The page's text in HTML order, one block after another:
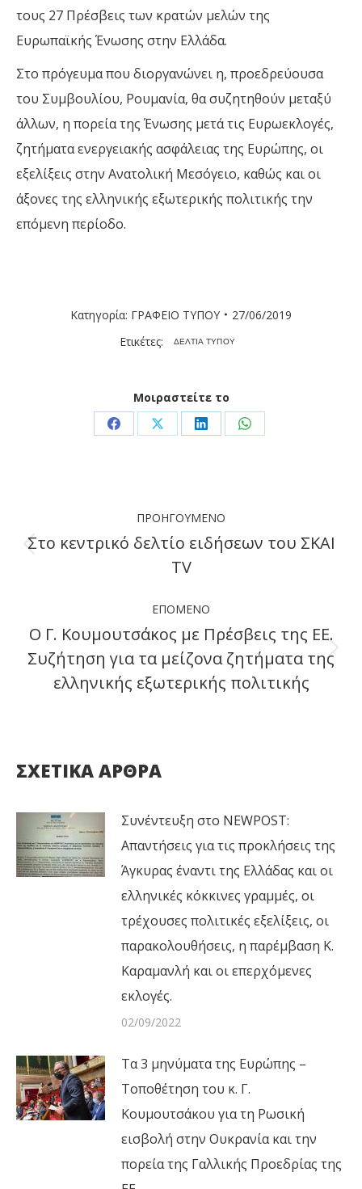
τους 27 Πρέσβεις των κρατών μελών της
Ευρωπαϊκής Ένωσης στην Ελλάδα.
Στο πρόγευμα που διοργανώνει η, προεδρεύουσα
του Συμβουλίου, Ρουμανία, θα συζητηθούν μεταξύ
άλλων, η πορεία της Ένωσης μετά τις Ευρωεκλογές,
ζητήματα ενεργειακής ασφάλειας της Ευρώπης, οι
εξελίξεις στην Ανατολική Μεσόγειο, καθώς και οι
άξονες της ελληνικής εξωτερικής πολιτικής την
επόμενη περίοδο.
Κατηγορία: ΓΡΑΦΕΙΟ ΤΥΠΟΥ
27/06/2019
Ετικέτες:
ΔΕΛΤΙΑ ΤΥΠΟΥ
Μοιραστείτε το
Share Share Share Share
navigation
ΠΡΟΗΓΟΎΜΕΝΟ
Previous
Στο κεντρικό δελτίο ειδήσεων του ΣΚΑΙ
TV
ΕΠΌΜΕΝΟ
Next
post:
Ο Γ. Κουμουτσάκος με Πρέσβεις της ΕΕ.
Συζήτηση για τα μείζονα ζητήματα της
ελληνικής εξωτερικής πολιτικής
ΣΧΕΤΙΚΑ ΑΡΘΡΑ
Συνέντευξη στο NEWPOST:
Απαντήσεις για τις προκλήσεις της
Άγκυρας έναντι της Ελλάδας και οι
ελληνικές κόκκινες γραμμές, οι
τρέχουσες πολιτικές εξελίξεις, οι
παρακολουθήσεις, η παρέμβαση Κ.
Καραμανλή και οι επερχόμενες
εκλογές.
02/09/2022
Τα 3 μηνύματα της Ευρώπης –
Τοποθέτηση του κ. Γ.
Κουμουτσάκου για τη Ρωσική
εισβολή στην Ουκρανία και την
πορεία της Γαλλικής Προεδρίας της